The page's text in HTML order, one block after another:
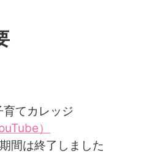
てカレッジ
）
間は終了しました